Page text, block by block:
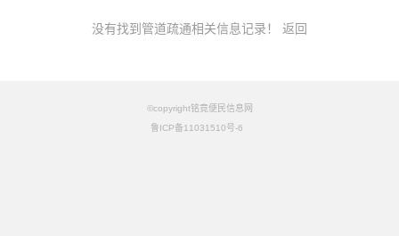
没有找到管道疏通相关信息记录！ 返回
©copyright铭竟便民信息网
鲁ICP备11031510号-6